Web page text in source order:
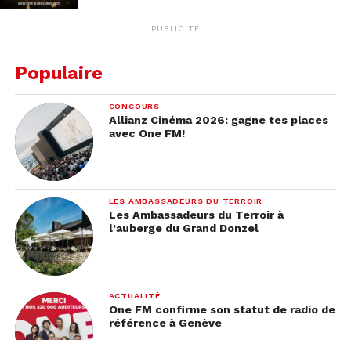
Ce week-end, réveillez la popstar qui est en vous !
insolite, on vous conseille de passer votre soirée
au Sketchiz ! 5 salles de karaoké privatisées, aux
ambiances totalement différentes, sont à votre
disposition pour passer une soirée de folie ! Vous
pourrez également profiter d’un large choix de
cocktails et de mini-jeux d’arcade.
Pour plus d’informations sur ce lieu insolite, cliquez
ici
.
PUBLICITÉ
Populaire
CONCOURS
Allianz Cinéma 2026: gagne tes places
avec One FM!
LES AMBASSADEURS DU TERROIR
Les Ambassadeurs du Terroir à
l’auberge du Grand Donzel
ACTUALITÉ
One FM confirme son statut de radio de
référence à Genève